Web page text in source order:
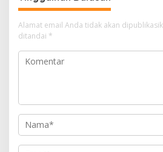
Alamat email Anda tidak akan
ditandai *